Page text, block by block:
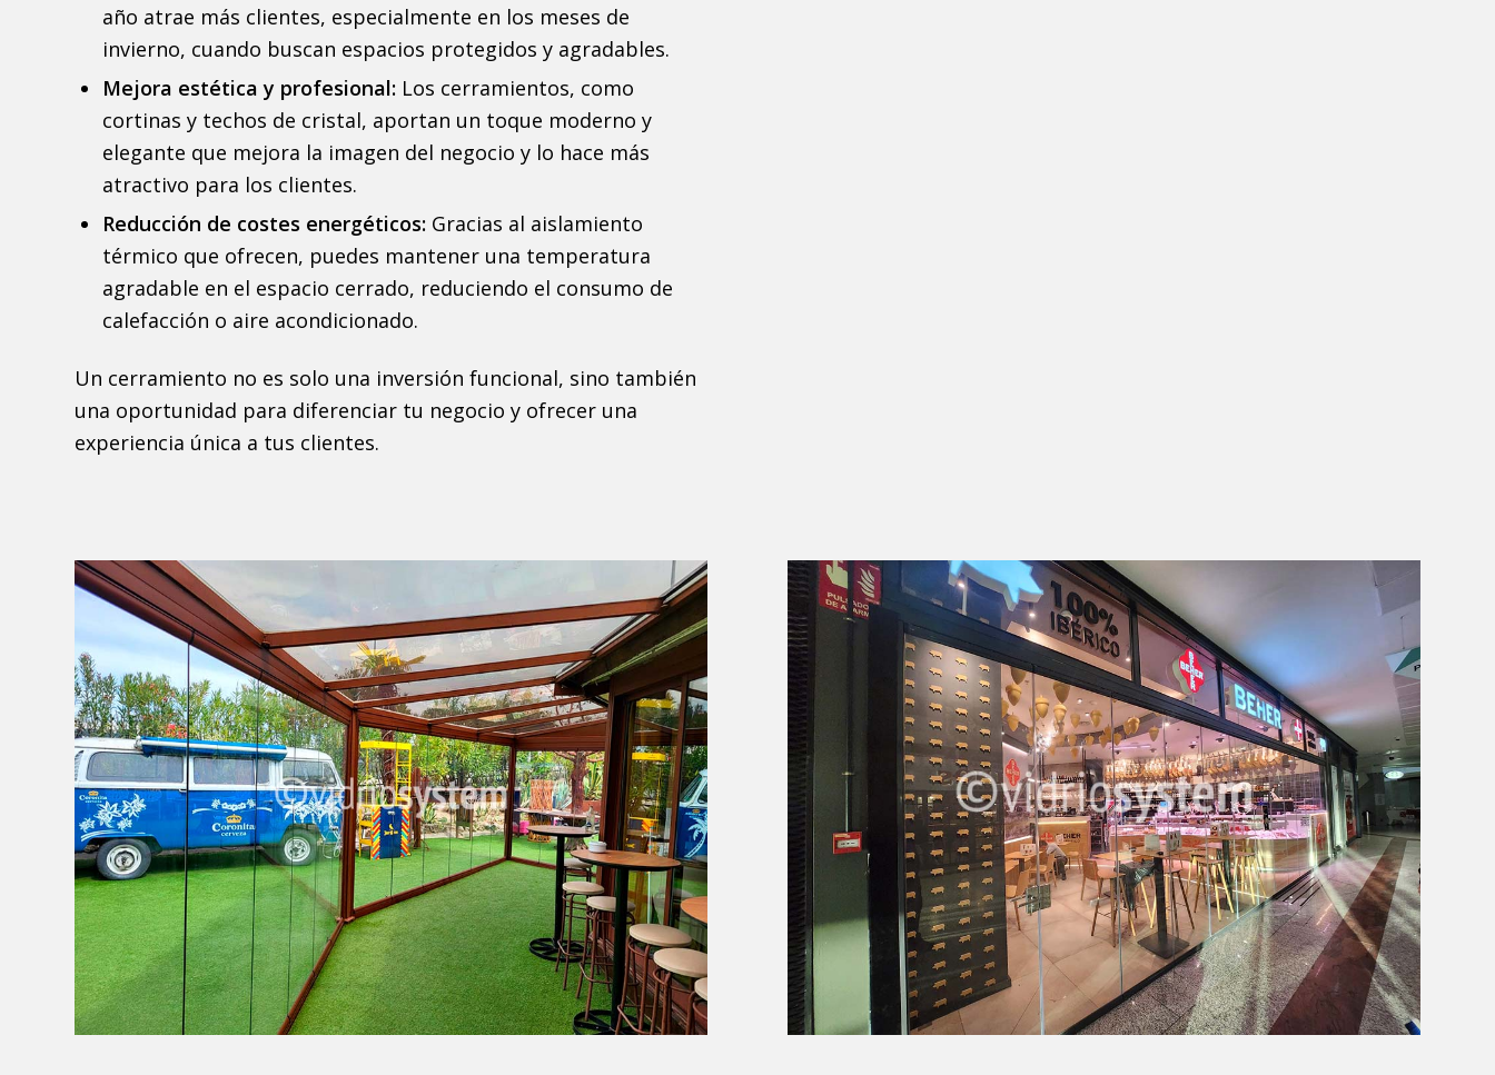
año atrae más clientes, especialmente en los meses de
invierno, cuando buscan espacios protegidos y agradables.
Mejora estética y profesional: Los cerramientos, como
cortinas y techos de cristal, aportan un toque moderno y
elegante que mejora la imagen del negocio y lo hace más
atractivo para los clientes.
Reducción de costes energéticos: Gracias al aislamiento
térmico que ofrecen, puedes mantener una temperatura
agradable en el espacio cerrado, reduciendo el consumo de
calefacción o aire acondicionado.
Un cerramiento no es solo una inversión funcional, sino también
una oportunidad para diferenciar tu negocio y ofrecer una
experiencia única a tus clientes.